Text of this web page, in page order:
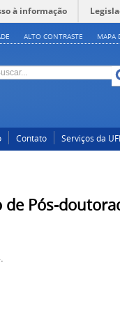
à informação
ALTO CONTRASTE MAPA
Contato Serviços da
Pós-